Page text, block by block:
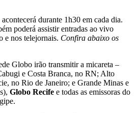
durante 1h30 em cada dia.
poderá assistir entradas ao vivo
e nos telejornais. Confira abaixo os
Globo irão transmitir a micareta –
e Costa Branca, no RN; Alto
no Rio de Janeiro; e Grande Minas e
Globo Recife e todas as emissoras do